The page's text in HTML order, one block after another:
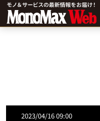
2023/04/16 09:00